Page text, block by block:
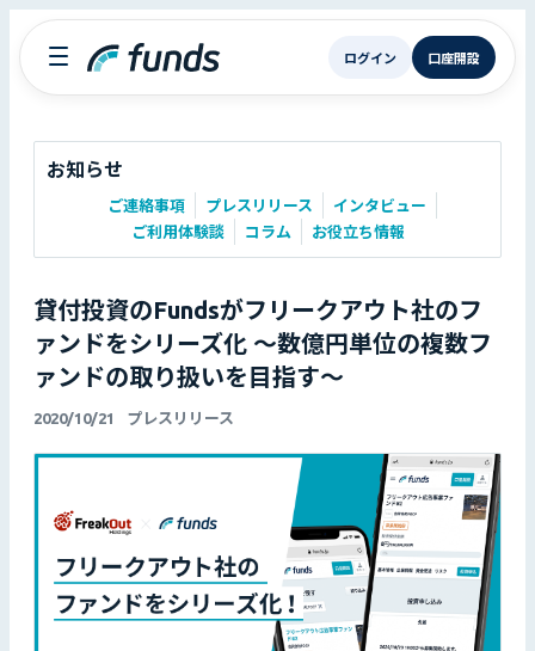
ログイン 口座開設
お知らせ
ご連絡事項 プレスリリース
インタビュー
ご利用体験談
コラム お役立ち情報
貸付投資のFundsがフリークアウト社のフ
ァンドをシリーズ化 〜数億円単位の複数フ
ァンドの取り扱いを目指す〜
2020/10/21 プレスリリース